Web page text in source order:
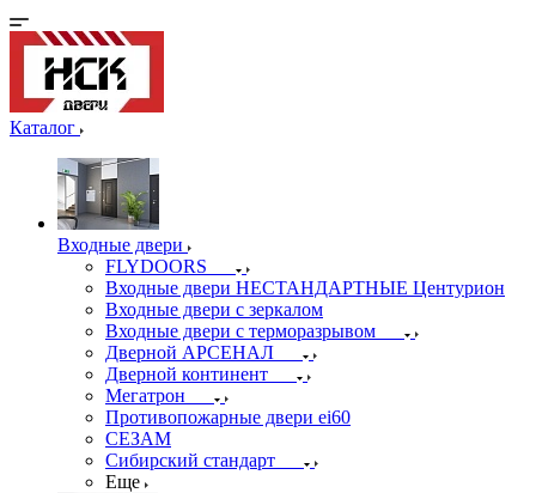
Каталог
Входные двери
FLYDOORS
Входные двери НЕСТАНДАРТНЫЕ Центурион
Входные двери с зеркалом
Входные двери с терморазрывом
Дверной АРСЕНАЛ
Дверной континент
Мегатрон
Противопожарные двери ei60
СЕЗАМ
Сибирский стандарт
Еще